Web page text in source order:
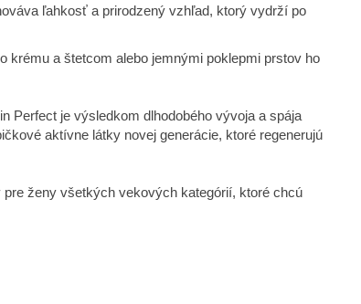
ľahkosť a prirodzený vzhľad, ktorý vydrží po
krému a štetcom alebo jemnými poklepmi prstov ho
Perfect je výsledkom dlhodobého vývoja a spája
aktívne látky novej generácie, ktoré regenerujú
ženy všetkých vekových kategórií, ktoré chcú